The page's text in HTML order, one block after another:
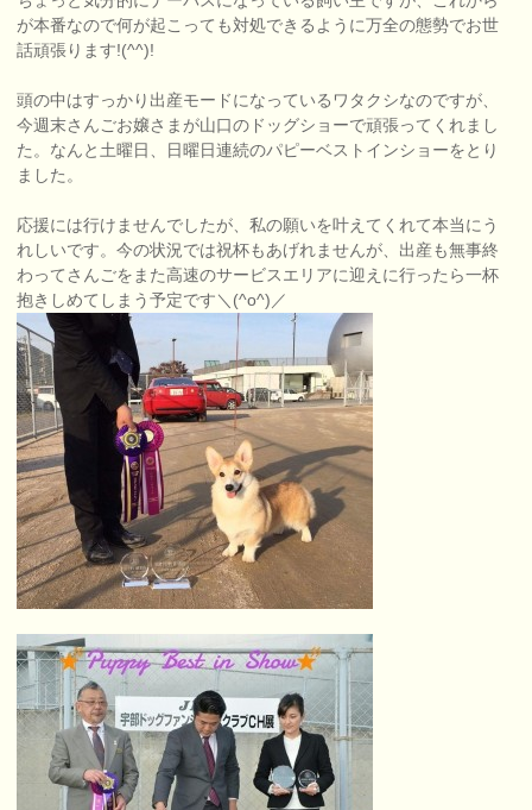
が本番なので何が起こっても対処できるように万全の態勢でお世
話頑張ります!(^^)!
頭の中はすっかり出産モードになっているワタクシなのですが、
今週末さんごお嬢さまが山口のドッグショーで頑張ってくれまし
た。なんと土曜日、日曜日連続のパピーベストインショーをとり
ました。
応援には行けませんでしたが、私の願いを叶えてくれて本当にう
れしいです。今の状況では祝杯もあげれませんが、出産も無事終
わってさんごをまた高速のサービスエリアに迎えに行ったら一杯
抱きしめてしまう予定です＼(^o^)／